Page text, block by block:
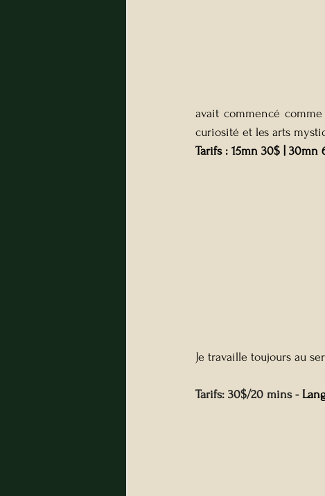
avait commencé
curiosité et les arts
Tarifs : 15mn 30$ | 30mn
Je travaille toujours au
Tarifs: 30$/20 mins -